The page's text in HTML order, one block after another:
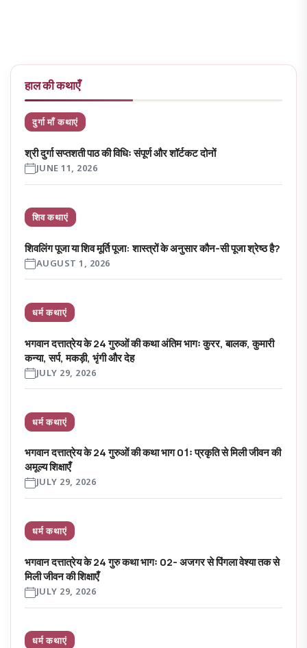
हाल की कथाएँ
दुर्गा माँ कथाएं
श्री दुर्गा सप्तशती पाठ की विधिः संपूर्ण और शॉर्टकट दोनों
JUNE 11, 2026
शिव कथाएं
शिवलिंग पूजा या शिव मूर्ति पूजा: शास्त्रों के अनुसार कौन-सी पूजा श्रेष्ठ है?
AUGUST 1, 2026
धर्म कथाएं
भगवान दत्तात्रेय के 24 गुरुओं की कथा अंतिम भागः कुरर, बालक, कुमारी
कन्या, सर्प, मकड़ी, भृंगी और देह
JULY 29, 2026
धर्म कथाएं
भगवान दत्तात्रेय के 24 गुरुओं की कथा भाग 01ः प्रकृति से मिली जीवन की
अमूल्य शिक्षाएँ
JULY 29, 2026
धर्म कथाएं
भगवान दत्तात्रेय के 24 गुरु कथा भागः 02- अजगर से पिंगला वेश्या तक से
मिली जीवन की शिक्षाएँ
JULY 29, 2026
धर्म कथाएं